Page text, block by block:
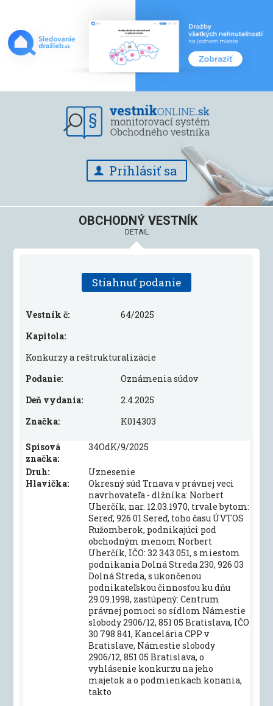
Prihlásiť sa
OBCHODNÝ VESTNÍK
DETAIL
Stiahnuť podanie
Vestník č:
64/2025
Kapitola:
Konkurzy a reštrukturalizácie
Podanie:
Oznámenia súdov
Deň vydania:
2.4.2025
Značka:
K014303
Spisová
značka:
34OdK/9/2025
Druh:
Uznesenie
Hlavička:
Okresný súd Trnava v právnej veci
navrhovateľa - dlžníka: Norbert
Uherčík, nar. 12.03.1970, trvale bytom:
Sereď, 926 01 Sereď, toho času ÚVTOS
Ružomberok, podnikajúci pod
obchodným menom Norbert
Uherčík, IČO: 32 343 051, s miestom
podnikania Dolná Streda 230, 926 03
Dolná Streda, s ukončenou
podnikateľskou činnosťou ku dňu
29.09.1998, zastúpený: Centrum
právnej pomoci so sídlom Námestie
slobody 2906/12, 851 05 Bratislava, IČO
30 798 841, Kancelária CPP v
Bratislave, Námestie slobody
2906/12, 851 05 Bratislava, o
vyhlásenie konkurzu na jeho
majetok a o podmienkach konania,
takto